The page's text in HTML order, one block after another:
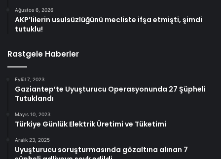
Ağustos 6, 2026
AKP’lilerin usulsüzlüğünü mecliste ifşa etmişti, şimdi
tutuklu!
Rastgele Haberler
Eylül 7, 2023
Gaziantep’te Uyuşturucu Operasyonunda 27 Şüpheli
Tutuklandı
Mayıs 10, 2023
Türkiye Günlük Elektrik Üretimi ve Tüketimi
Aralık 23, 2025
Uyuşturucu soruşturmasında gözaltına alınan 7